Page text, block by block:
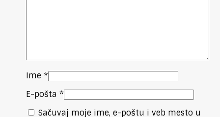
Ime *
E-pošta *
Sačuvaj moje ime, e-poštu i veb mesto u